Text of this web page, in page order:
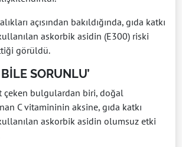
açısından bakıldığında, gıda katkı
askorbik asidin (E300) riski
görüldü.
SORUNLU’
çeken bulgulardan biri, doğal
C vitamininin aksine, gıda katkı
askorbik asidin olumsuz etki